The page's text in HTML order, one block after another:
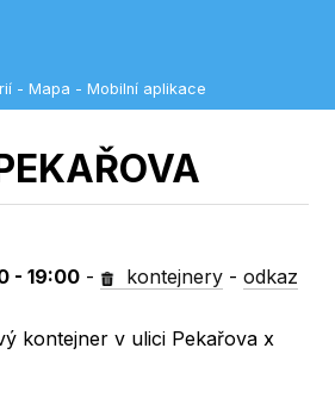
- Mapa - Mobilní aplikace
- 19:00 - kontejnery -odkaz
kontejner v ulici Pekařova x